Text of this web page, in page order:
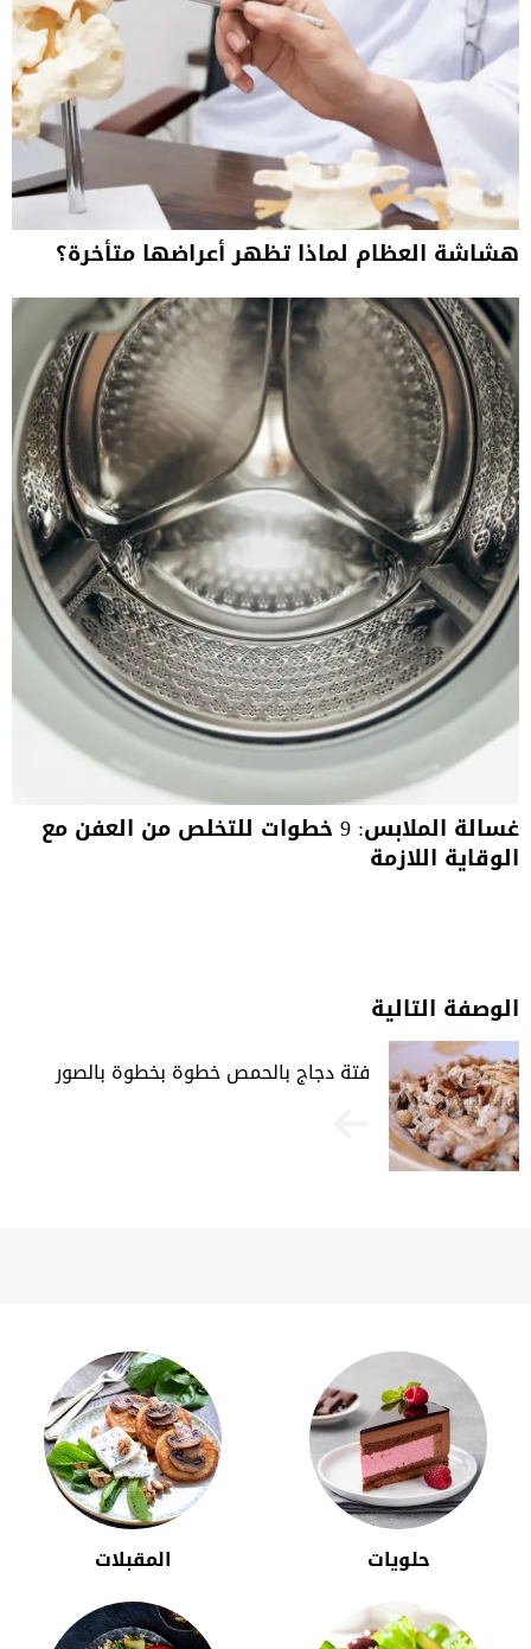
هشاشة العظام لماذا تظهر أعراضها متأخرة؟
غسالة الملابس: 9 خطوات للتخلص من العفن مع
الوقاية اللازمة
الوصفة التالية
فتة دجاج بالحمص خطوة بخطوة بالصور
حلويات المقبلات